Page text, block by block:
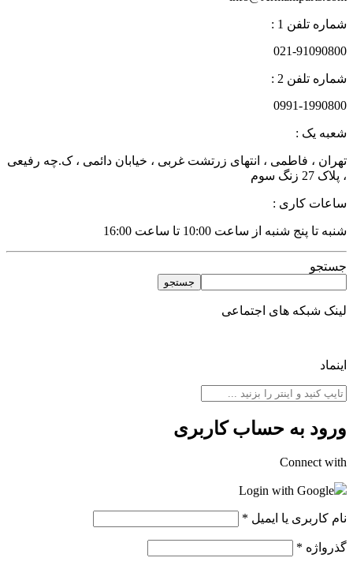
شماره تلفن 1 :
021-91090800
شماره تلفن 2 :
0991-1990800
شعبه یک :
تهران ، فاطمی ، انتهای زرتشت غربی ، خیابان دائمی ، ک.چه رفیعی
، پلاک 27 زنگ سوم
ساعات کاری :
شنبه تا پنج شنبه از ساعت 10:00 تا ساعت 16:00
جستجو
جستجو
لینک شبکه های اجتماعی
اینماد
ورود به حساب کاربری
Connect with
Login with Google
نام کاربری یا ایمیل *
گذرواژه *